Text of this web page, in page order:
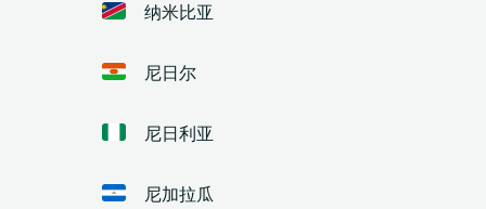
纳米比亚
尼日尔
尼日利亚
尼加拉瓜